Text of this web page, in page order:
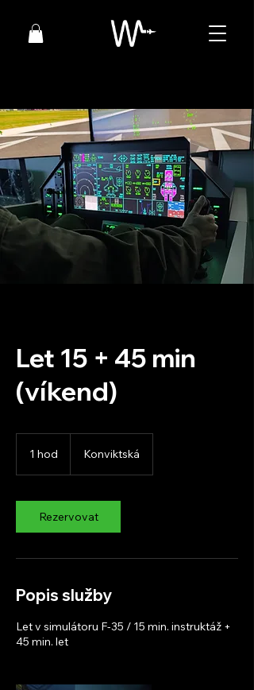
Let 15 + 45 min
(víkend)
1 hod Konviktská
Rezervovat
Popis služby
Let v simulátoru F-35 / 15 min. instruktáž +
45 min. let